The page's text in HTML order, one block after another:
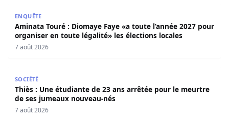
ENQUÊTE
Aminata Touré : Diomaye Faye «a toute l’année 2027 pour
organiser en toute légalité» les élections locales
7 août 2026
SOCIÉTÉ
Thiès : Une étudiante de 23 ans arrêtée pour le meurtre
de ses jumeaux nouveau-nés
7 août 2026